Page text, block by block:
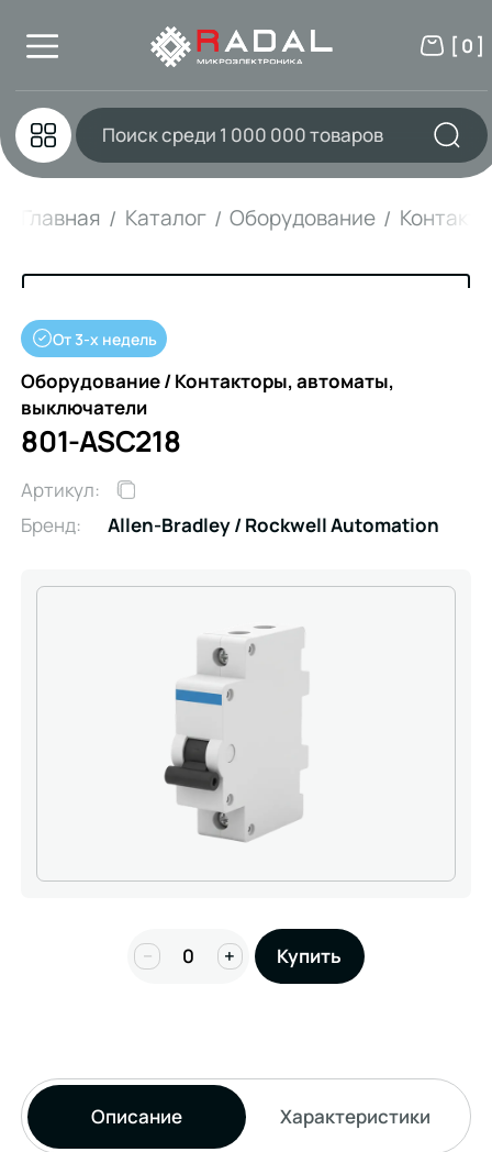
[ 0 ]
Главная Каталог Оборудование
От 3-х недель
Оборудование / Контакторы, автоматы,
выключатели
801-ASC218
Артикул:
Бренд:
Allen-Bradley / Rockwell Automation
− + Купить
Описание Характеристики